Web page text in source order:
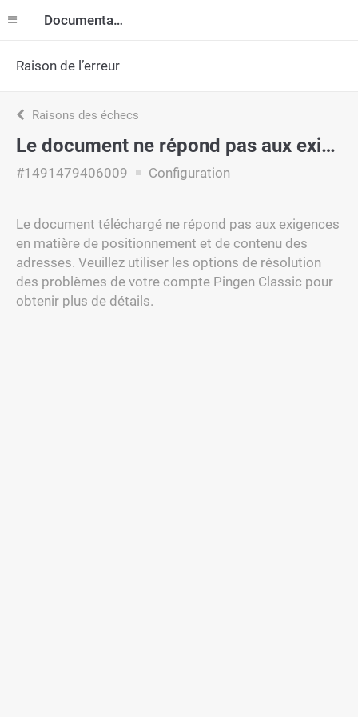
Documentation
Raison de l’erreur
Raisons des échecs
Le document ne répond pas aux exigences
#1491479406009 Configuration
Le document téléchargé ne répond pas aux exigences
en matière de positionnement et de contenu des
adresses. Veuillez utiliser les options de résolution
des problèmes de votre compte Pingen Classic pour
obtenir plus de détails.